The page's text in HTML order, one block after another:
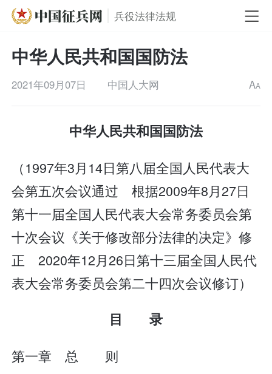
兵役法律法规
中华人民共和国国防法
2021年09月07日 中国人大网 AA
中华人民共和国国防法
（1997年3月14日第八届全国人民代表大
会第五次会议通过 根据2009年8月27日
第十一届全国人民代表大会常务委员会第
十次会议《关于修改部分法律的决定》修
正 2020年12月26日第十三届全国人民代
表大会常务委员会第二十四次会议修订）
目 录
第一章 总 则